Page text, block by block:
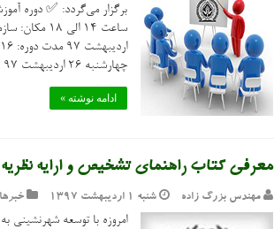
چهارشنبه ۲۶ اردیبهشت ۹۷ …
ادامه نوشته »
معرفی کتاب راهنمای تشخیص و ارایه
مهندس بزرگ زاده شنبه ۱ اردیبهشت ۱۳۹۷ خبرها
امروزه با توسعه شهرنشینی